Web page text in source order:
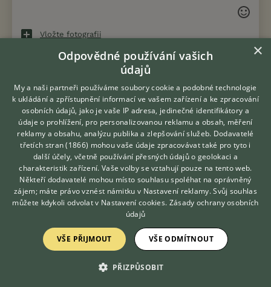
Vložte fotografii
Souhlasím spravidly diskusea podmínkami užití
« Zpět na výpis diskusních vláken
KONTAKT DO REDAKCE WEBU
redakce@ifauna.cz
Hledáte zvířecího kamaráda?
Zdarma vám poradí
VETERINÁŘ ONLINE
KONZULTOVAT S
VETERINÁŘEM
×
Odpovědné používání vašich
údajů
My a naši partneři používáme soubory cookie a podobné technologie
k ukládání a zpřístupnění informací ve vašem zařízení a ke zpracování
osobních údajů, jako je vaše IP adresa, jedinečné identifikátory a
údaje o prohlížení, pro personalizovanou reklamu a obsah, měření
reklamy a obsahu, analýzu publika a zlepšování služeb. Dodavatelé
třetích stran (1866) mohou vaše údaje zpracovávat také pro tyto i
další účely, včetně používání přesných údajů o geolokaci a
charakteristik zařízení. Vaše volby se vztahují pouze na tento web.
Někteří dodavatelé mohou místo souhlasu spoléhat na oprávněný
zájem; máte právo vznést námitku v Nastavení reklamy. Svůj souhlas
můžete kdykoli odvolat v Nastavení cookies. Zásady ochrany osobních
údajů
VŠE PŘIJMOUT VŠE ODMÍTNOUT
PŘIZPŮSOBIT